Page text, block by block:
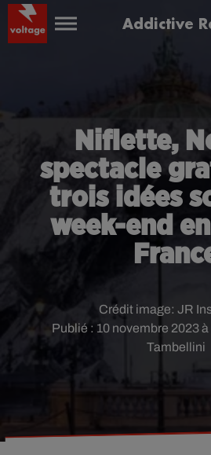
Addictive
Niflette,
spectacle
trois idées
week-end
Publié : 10 novembre 2023
Tambellini
Crédit image: JR